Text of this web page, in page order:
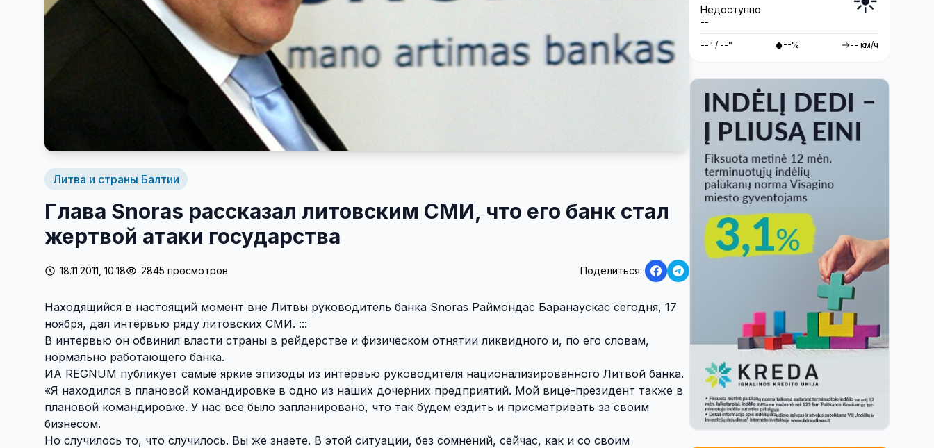
Литва и страны Балтии
Глава Snoras рассказал литовским СМИ, что его банк стал
жертвой атаки государства
18.11.2011, 10:18 2845 просмотров Поделиться:
Находящийся в настоящий момент вне Литвы руководитель банка Snoras Раймондас Баранаускас сегодня, 17
ноября, дал интервью ряду литовских СМИ. :::
В интервью он обвинил власти страны в рейдерстве и физическом отнятии ликвидного и, по его словам,
нормально работающего банка.
ИА REGNUM публикует самые яркие эпизоды из интервью руководителя национализированного Литвой банка.
«Я находился в плановой командировке в одно из наших дочерних предприятий. Мой вице-президент также в
плановой командировке. У нас все было запланировано, что так будем ездить и присматривать за своим
бизнесом.
Но случилось то, что случилось. Вы же знаете. В этой ситуации, без сомнений, сейчас, как и со своим
Недоступно
--
--° / --° --% -- км/ч